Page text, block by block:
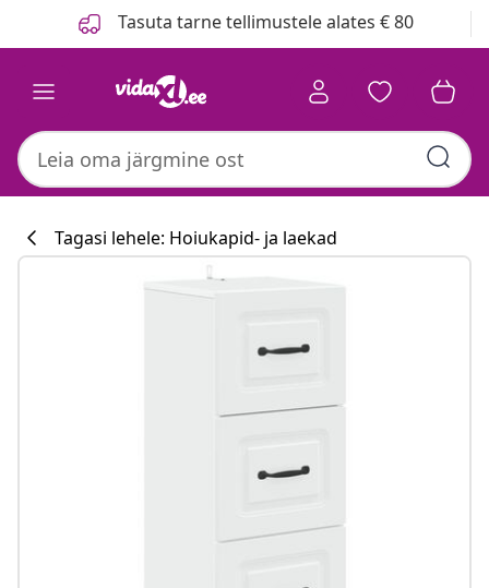
Tasuta tarne tellimustele alates € 80
Tagasi lehele: Hoiukapid- ja laekad